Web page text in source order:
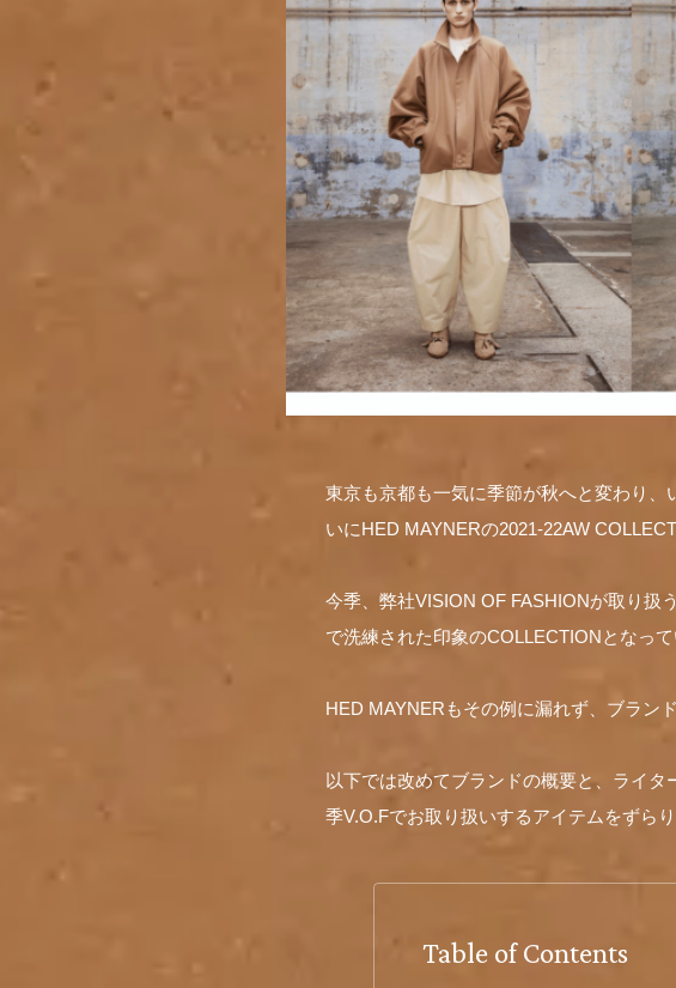
東京も京都も一気に季節が秋へと変わり
いにHED MAYNERの2021-22AW
今季、弊社VISION OF FASHIONが取り扱
で洗練された印象のCOLLECTIONとなって
HED MAYNERもその例に漏れず、ブラン
以下では改めてブランドの概要と、ライ
季V.O.Fでお取り扱いするアイテムをずら
Table of Contents